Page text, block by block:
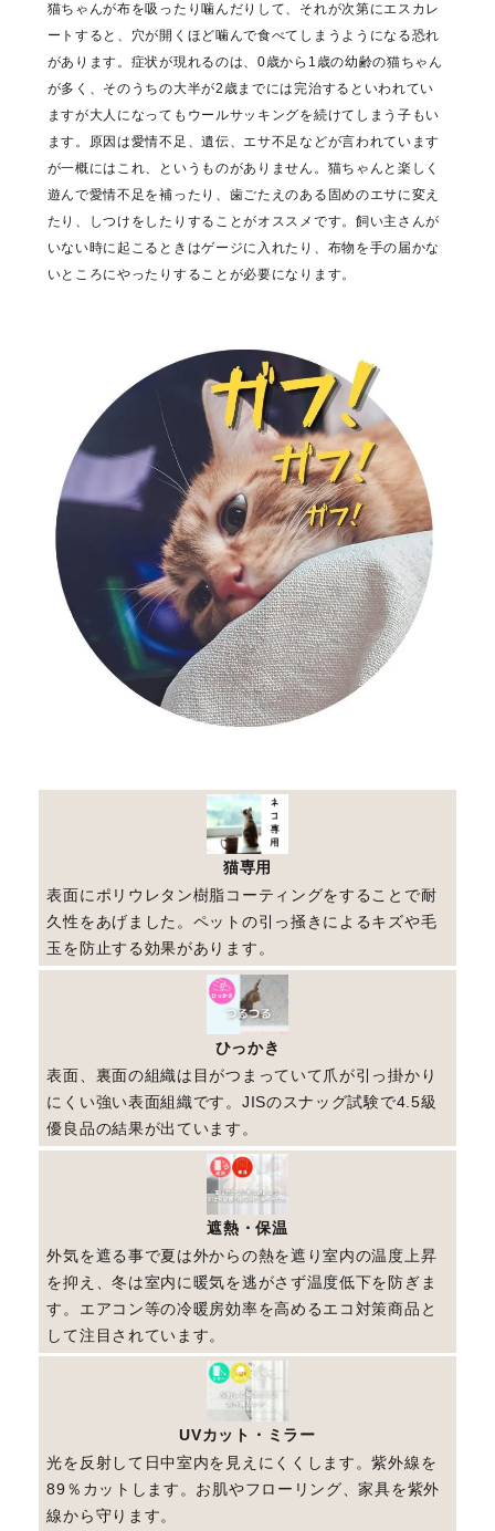
猫ちゃんが布を吸ったり噛んだりして、それが次第にエスカレ
ートすると、穴が開くほど噛んで食べてしまうようになる恐れ
があります。症状が現れるのは、0歳から1歳の幼齢の猫ちゃん
が多く、そのうちの大半が2歳までには完治するといわれてい
ますが大人になってもウールサッキングを続けてしまう子もい
ます。原因は愛情不足、遺伝、エサ不足などが言われています
が一概にはこれ、というものがありません。猫ちゃんと楽しく
遊んで愛情不足を補ったり、歯ごたえのある固めのエサに変え
たり、しつけをしたりすることがオススメです。飼い主さんが
いない時に起こるときはゲージに入れたり、布物を手の届かな
いところにやったりすることが必要になります。
猫専用
表面にポリウレタン樹脂コーティングをすることで耐
久性をあげました。ペットの引っ掻きによるキズや毛
玉を防止する効果があります。
ひっかき
表面、裏面の組織は目がつまっていて爪が引っ掛かり
にくい強い表面組織です。JISのスナッグ試験で4.5級
優良品の結果が出ています。
遮熱・保温
外気を遮る事で夏は外からの熱を遮り室内の温度上昇
を抑え、冬は室内に暖気を逃がさず温度低下を防ぎま
す。エアコン等の冷暖房効率を高めるエコ対策商品と
して注目されています。
UVカット・ミラー
光を反射して日中室内を見えにくくします。紫外線を
89％カットします。お肌やフローリング、家具を紫外
線から守ります。